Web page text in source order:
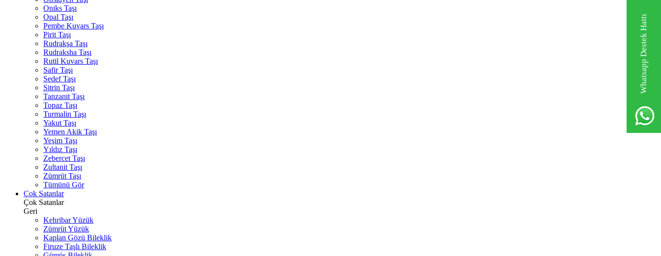
Whatsapp Destek Hattı
Oniks Taşı
Opal Taşı
Pembe Kuvars Taşı
Pirit Taşı
Rudrakşa Taşı
Rudraksha Taşı
Rutil Kuvars Taşı
Safir Taşı
Sedef Taşı
Sitrin Taşı
Tanzanit Taşı
Topaz Taşı
Turmalin Taşı
Yakut Taşı
Yemen Akik Taşı
Yeşim Taşı
Yıldız Taşı
Zebercet Taşı
Zultanit Taşı
Zümrüt Taşı
Tümünü Gör
Çok Satanlar
Çok Satanlar
Geri
Kehribar Yüzük
Zümrüt Yüzük
Kaplan Gözü Bileklik
Firuze Taşlı Bileklik